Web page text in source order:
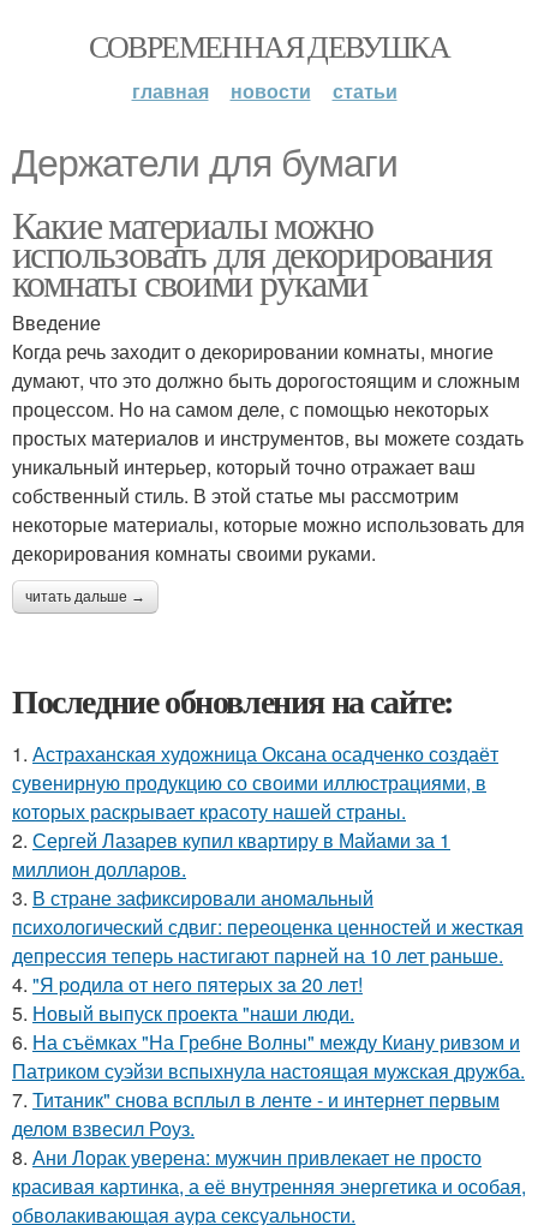
СОВРЕМЕННАЯ ДЕВУШКА
главная новости статьи
Держатели для бумаги
Какие материалы можно
использовать для декорирования
комнаты своими руками
Введение
Когда речь заходит о декорировании комнаты, многие
думают, что это должно быть дорогостоящим и сложным
процессом. Но на самом деле, с помощью некоторых
простых материалов и инструментов, вы можете создать
уникальный интерьер, который точно отражает ваш
собственный стиль. В этой статье мы рассмотрим
некоторые материалы, которые можно использовать для
декорирования комнаты своими руками.
читать дальше →
Последние обновления на сайте:
1. Астраханская художница Оксана осадченко создаёт
сувенирную продукцию со своими иллюстрациями, в
которых раскрывает красоту нашей страны.
2. Сергей Лазарев купил квартиру в Майами за 1
миллион долларов.
3. В стране зафиксировали аномальный
психологический сдвиг: переоценка ценностей и жесткая
депрессия теперь настигают парней на 10 лет раньше.
4. "Я poдилa oт нeгo пятepых зa 20 лeт!
5. Новый выпуск проекта "наши люди.
6. На съёмках "На Гребне Волны" между Киану ривзом и
Патриком суэйзи вспыхнула настоящая мужская дружба.
7. Титаник" снова всплыл в ленте - и интернет первым
делом взвесил Роуз.
8. Ани Лорак уверена: мужчин привлекает не просто
красивая картинка, а её внутренняя энергетика и особая,
обволакивающая аура сексуальности.